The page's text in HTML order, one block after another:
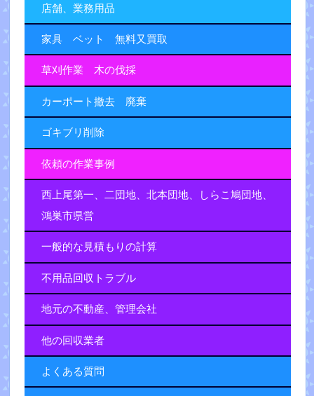
店舗、業務用品
家具 ベット 無料又買取
草刈作業 木の伐採
カーポート撤去 廃棄
ゴキブリ削除
依頼の作業事例
西上尾第一、二団地、北本団地、しらこ鳩団地、
鴻巣市県営
一般的な見積もりの計算
不用品回収トラブル
地元の不動産、管理会社
他の回収業者
よくある質問